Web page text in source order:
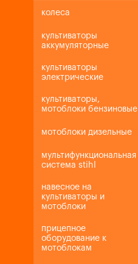
колеса
культиваторы
аккумуляторные
культиваторы
электрические
культиваторы,
мотоблоки бензиновые
мотоблоки дизельные
мультифункциональная
система stihl
навесное на
культиваторы и
мотоблоки
прицепное
оборудование к
мотоблокам